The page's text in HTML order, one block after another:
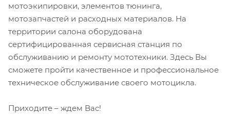
мотоэкипировки, элементов тюнинга,
мотозапчастей и расходных материалов. На
территории салона оборудована
сертифицированная сервисная станция по
обслуживанию и ремонту мототехники. Здесь Вы
сможете пройти качественное и профессиональное
техническое обслуживание своего мотоцикла.
Приходите – ждем Вас!